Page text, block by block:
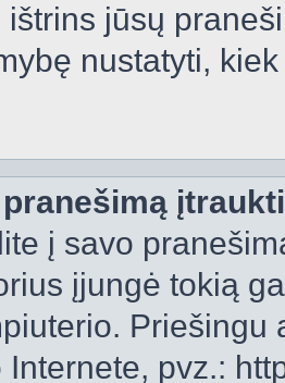
ištrins jūsų
nustatyti,
į savo
įjungė tokią
pvz.: